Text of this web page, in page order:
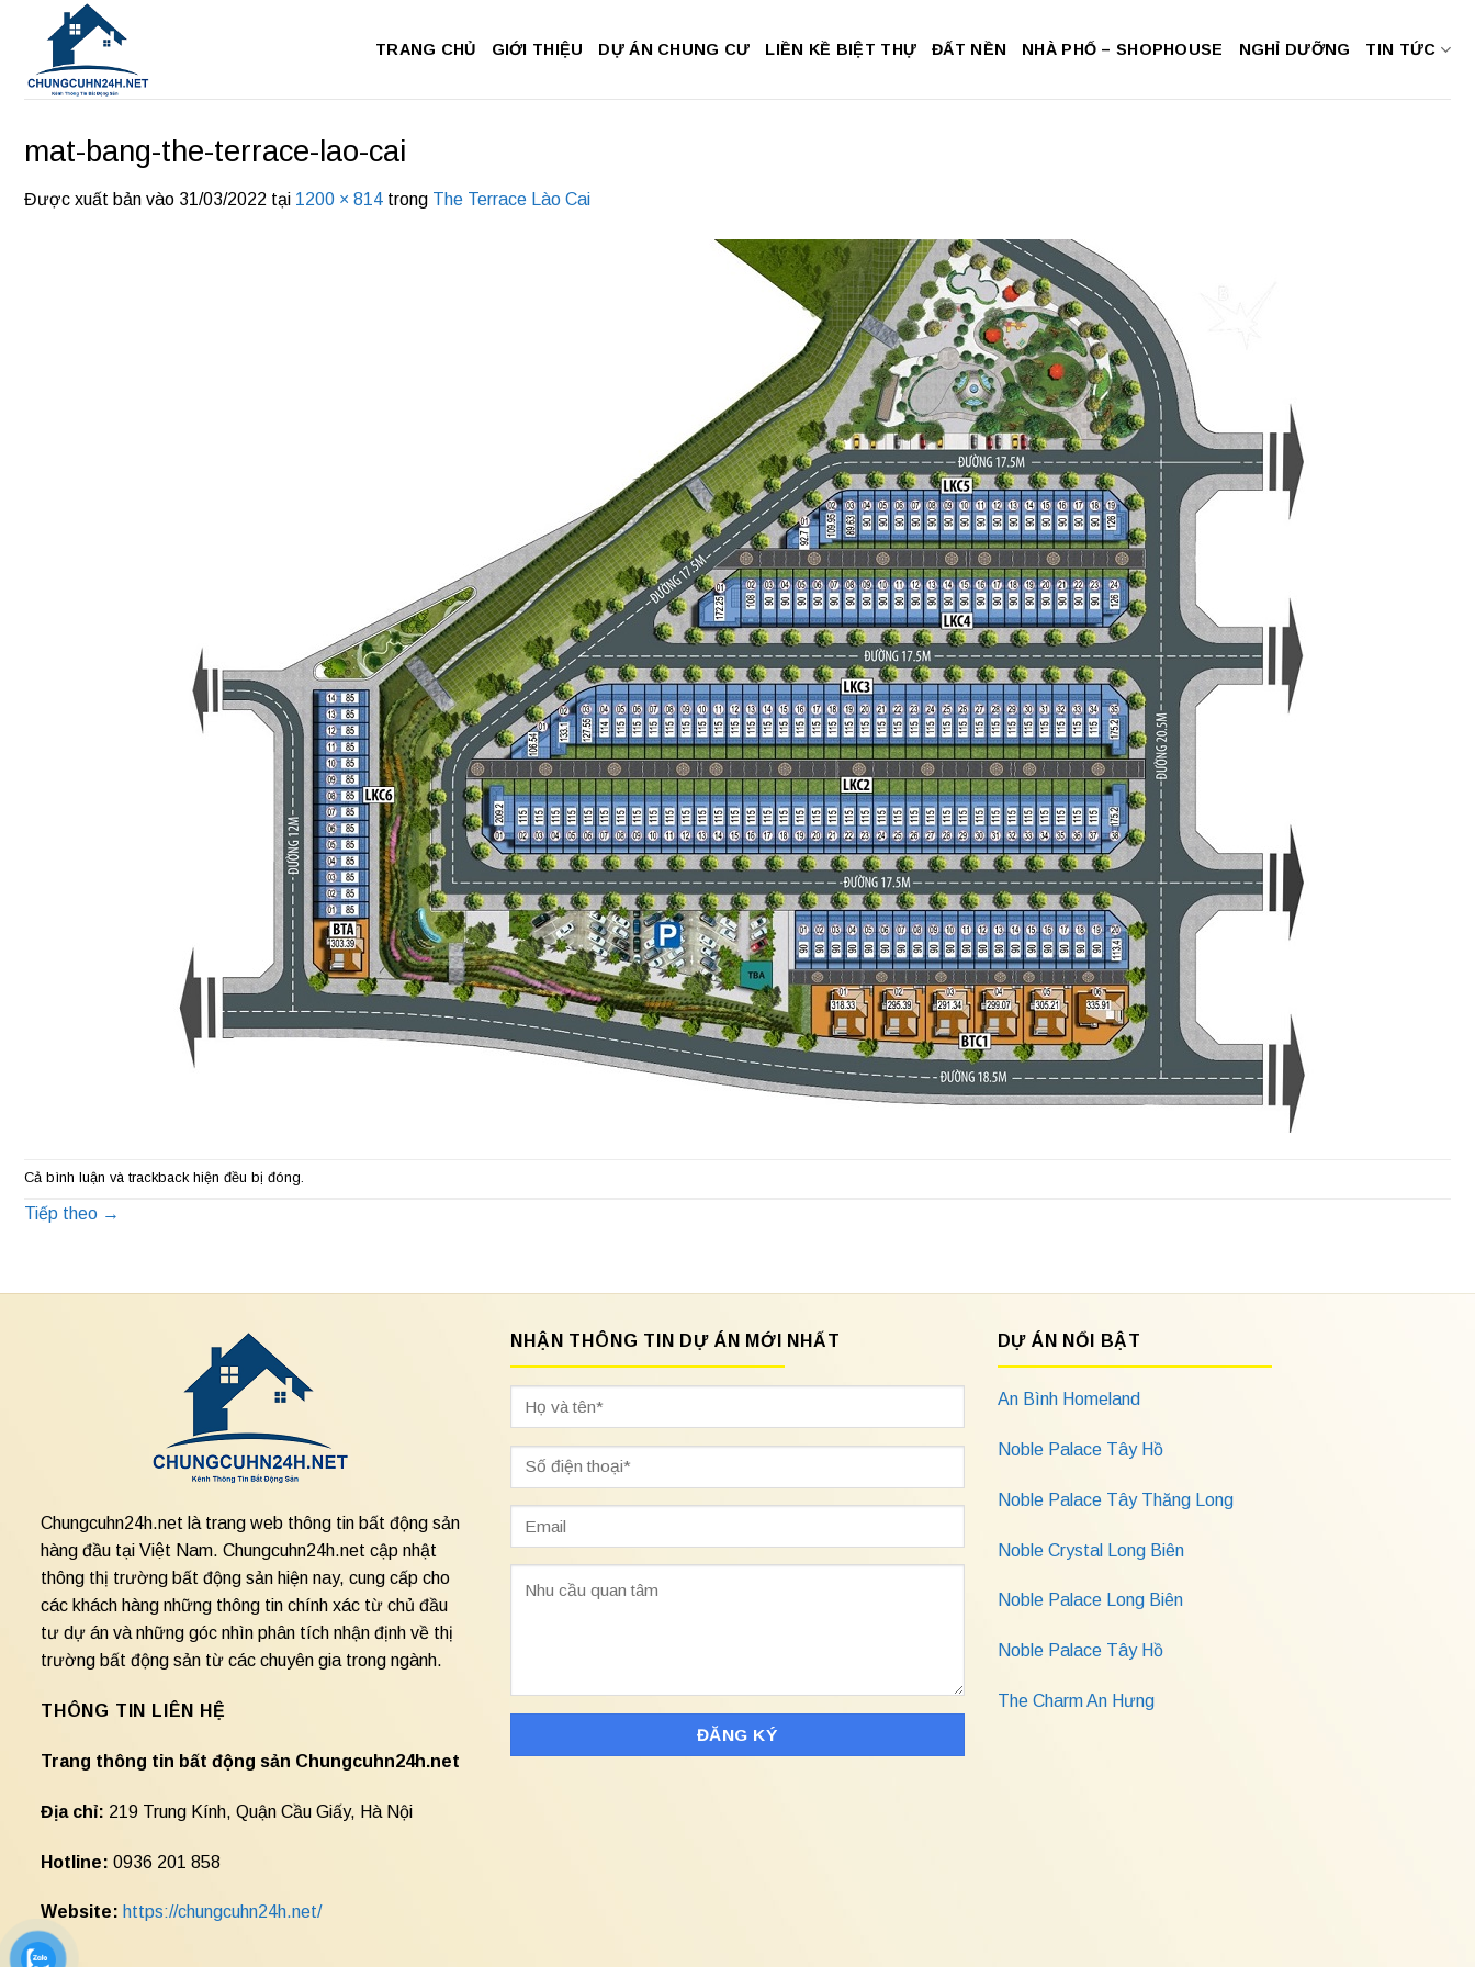
dung
TRANG CHỦ GIỚI THIỆU DỰ ÁN CHUNG CƯ LIỀN KỀ BIỆT THỰ ĐẤT NỀN NHÀ PHỐ – SHOPHOUSE NGHỈ DƯỠNG TIN TỨC
mat-bang-the-terrace-lao-cai
Được xuất bản vào 31/03/2022 tại 1200 × 814 trong The Terrace Lào Cai
Cả bình luận và trackback hiện đều bị đóng.
Tiếp theo →
Chungcuhn24h.net là trang web thông tin bất động sản
hàng đầu tại Việt Nam. Chungcuhn24h.net cập nhật
thông thị trường bất động sản hiện nay, cung cấp cho
các khách hàng những thông tin chính xác từ chủ đầu
tư dự án và những góc nhìn phân tích nhận định về thị
trường bất động sản từ các chuyên gia trong ngành.
THÔNG TIN LIÊN HỆ
Trang thông tin bất động sản Chungcuhn24h.net
Địa chỉ: 219 Trung Kính, Quận Cầu Giấy, Hà Nội
Hotline: 0936 201 858
Website: https://chungcuhn24h.net/
NHẬN THÔNG TIN DỰ ÁN MỚI NHẤT DỰ ÁN NỔI BẬT
An Bình Homeland
Noble Palace Tây Hồ
Noble Palace Tây Thăng Long
Noble Crystal Long Biên
Noble Palace Long Biên
Noble Palace Tây Hồ
The Charm An Hưng